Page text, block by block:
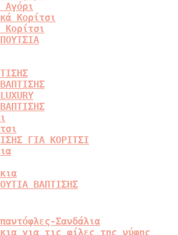
Αγόρι
Κορίτσι
Κορίτσι
ΓΙΑ ΚΟΡΙΤΣΙ
ΒΑΠΤΙΣΗΣ
Σανδάλια
για τις φίλες της νύφης